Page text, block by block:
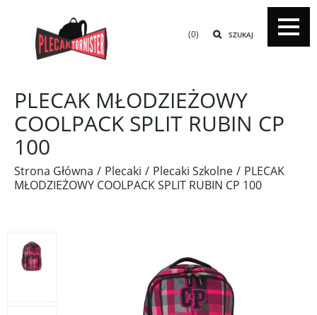
SZUKAJ
(0)
PLECAK MŁODZIEŻOWY
COOLPACK SPLIT RUBIN CP
100
Strona Główna Plecaki Plecaki Szkolne
PLECAK
MŁODZIEŻOWY COOLPACK SPLIT RUBIN CP 100